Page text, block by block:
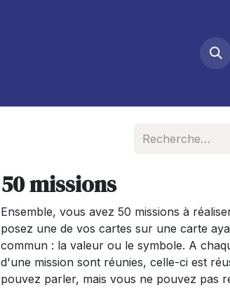
50 missions
Ensemble, vous avez 50 missions à
posez une de vos cartes sur une carte
commun : la valeur ou le symbole. A
d'une mission sont réunies, celle-ci est
pouvez parler, mais vous ne pouvez pas